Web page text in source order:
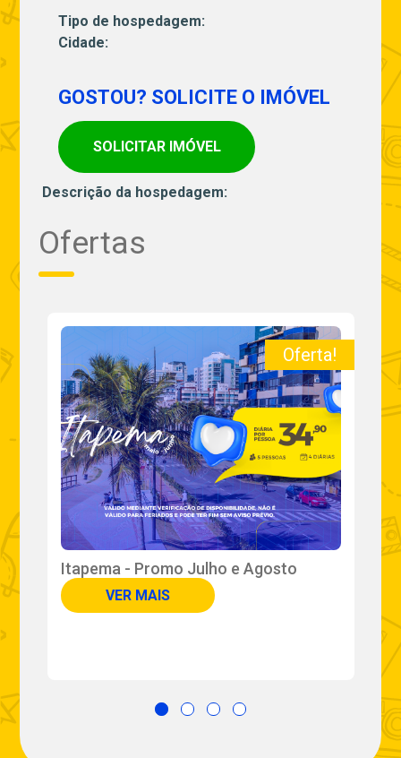
Tipo de hospedagem:
Cidade:
GOSTOU? SOLICITE O IMÓVEL
SOLICITAR IMÓVEL
Descrição da hospedagem:
Ofertas
Oferta!
Itapema - Promo Julho e Agosto
VER MAIS